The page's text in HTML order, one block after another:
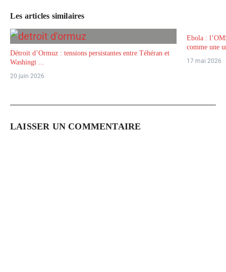
Les articles similaires
Détroit d’Ormuz : tensions persistantes entre Téhéran et
Washingt ...
20 juin 2026
Ebola :
comme une
17 mai 2026
LAISSER UN COMMENTAIRE